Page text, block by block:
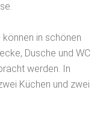
in schönen
Dusche und WC
werden. In
Küchen und zwei